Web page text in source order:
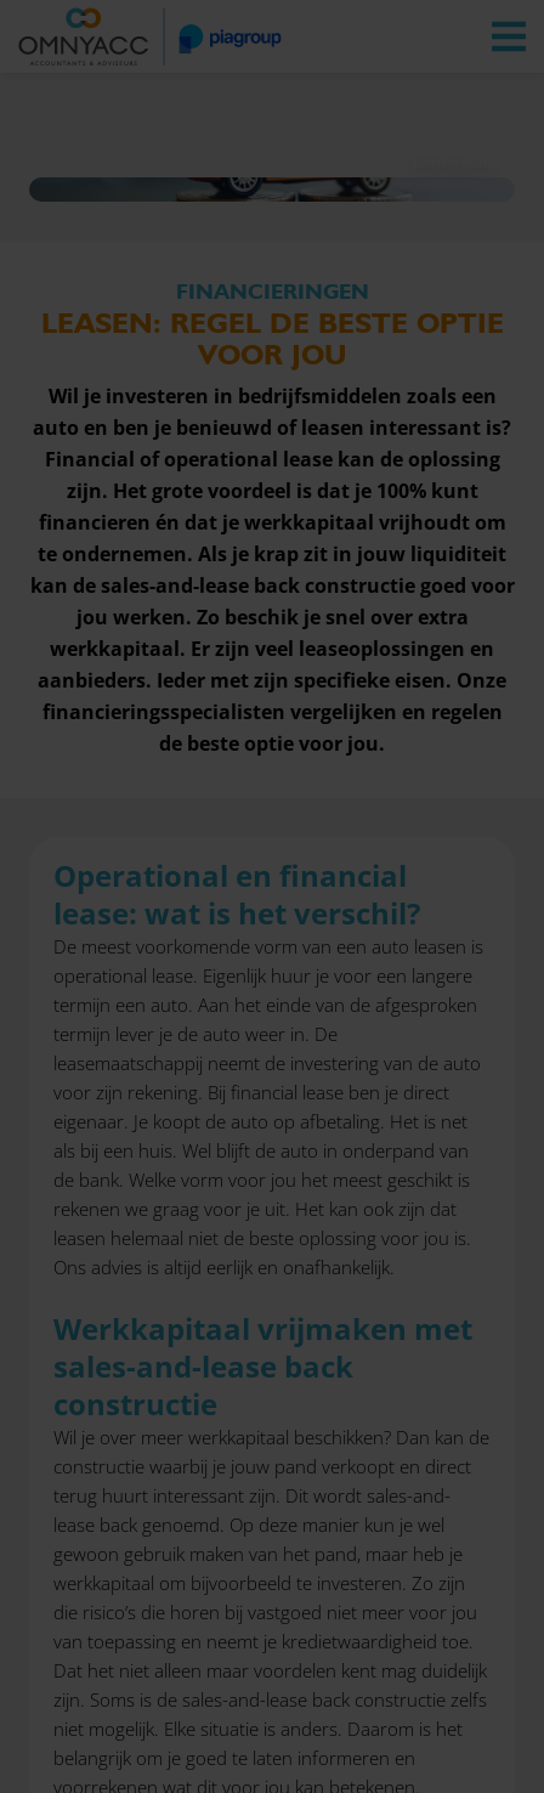
Vestigingen Zoeken
FINANCIERINGEN
LEASEN: REGEL DE BESTE OPTIE
VOOR JOU
Wil je investeren in bedrijfsmiddelen zoals een
auto en ben je benieuwd of leasen interessant is?
Financial of operational lease kan de oplossing
zijn. Het grote voordeel is dat je 100% kunt
financieren én dat je werkkapitaal vrijhoudt om
te ondernemen. Als je krap zit in jouw liquiditeit
kan de sales-and-lease back constructie goed voor
jou werken. Zo beschik je snel over extra
werkkapitaal. Er zijn veel leaseoplossingen en
aanbieders. Ieder met zijn specifieke eisen. Onze
financieringsspecialisten vergelijken en regelen
de beste optie voor jou.
Operational en financial
lease: wat is het verschil?
De meest voorkomende vorm van een auto leasen is
operational lease. Eigenlijk huur je voor een langere
termijn een auto. Aan het einde van de afgesproken
termijn lever je de auto weer in. De
leasemaatschappij neemt de investering van de auto
voor zijn rekening. Bij financial lease ben je direct
eigenaar. Je koopt de auto op afbetaling. Het is net
als bij een huis. Wel blijft de auto in onderpand van
de bank. Welke vorm voor jou het meest geschikt is
rekenen we graag voor je uit. Het kan ook zijn dat
leasen helemaal niet de beste oplossing voor jou is.
Ons advies is altijd eerlijk en onafhankelijk.
Werkkapitaal vrijmaken met
sales-and-lease back
constructie
Wil je over meer werkkapitaal beschikken? Dan kan de
constructie waarbij je jouw pand verkoopt en direct
terug huurt interessant zijn. Dit wordt sales-and-
lease back genoemd. Op deze manier kun je wel
gewoon gebruik maken van het pand, maar heb je
werkkapitaal om bijvoorbeeld te investeren. Zo zijn
die risico’s die horen bij vastgoed niet meer voor jou
van toepassing en neemt je kredietwaardigheid toe.
Dat het niet alleen maar voordelen kent mag duidelijk
zijn. Soms is de sales-and-lease back constructie zelfs
niet mogelijk. Elke situatie is anders. Daarom is het
belangrijk om je goed te laten informeren en
voorrekenen wat dit voor jou kan betekenen.